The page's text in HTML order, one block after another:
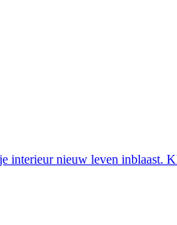
nieuw leven inblaast.